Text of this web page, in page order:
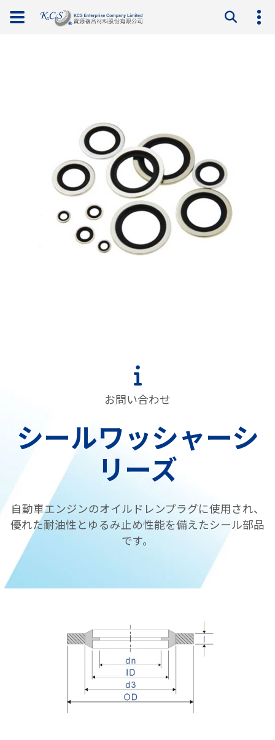
お問い合わせ
シールワッシャーシ
リーズ
自動車エンジンのオイルドレンプラグに使用され、
優れた耐油性とゆるみ止め性能を備えたシール部品
です。